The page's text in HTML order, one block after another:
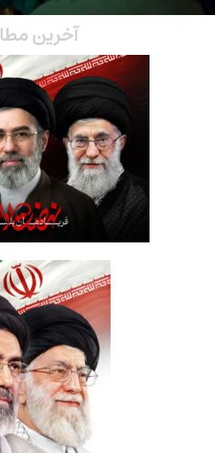
آخرین مطالب ما
ائمه امت